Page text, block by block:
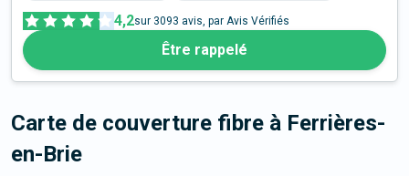
4,2sur 3093 avis, par Avis Vérifiés
Être rappelé
Carte de couverture fibre à Ferrières-
en-Brie